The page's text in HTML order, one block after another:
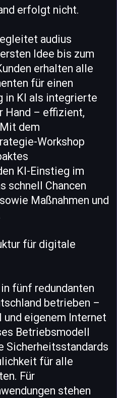
erfolgt nicht.
audius
Idee bis zum
erhalten alle
für einen
in KI als integrierte
Hand – effizient,
dem
Workshop
KI-Einstieg im
schnell Chancen
Maßnahmen und
für digitale
fünf redundanten
betrieben –
eigenem Internet
Betriebsmodell
Sicherheitsstandards
für alle
Für
stehen